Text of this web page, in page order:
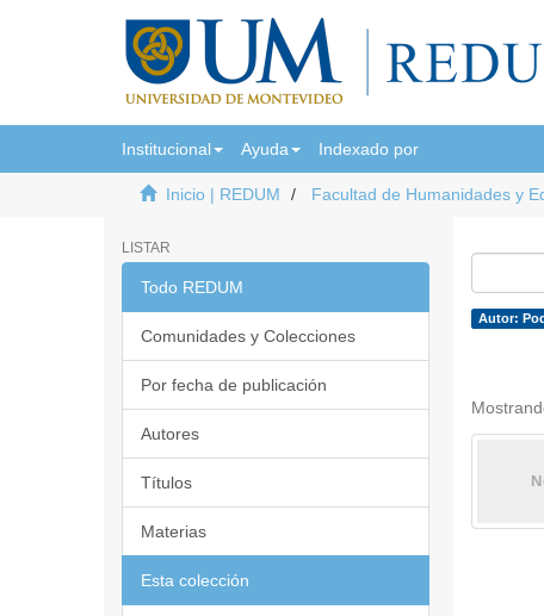
Institucional Ayuda Indexado por
Inicio | REDUM Facultad de Humanidades y
LISTAR
Todo REDUM
Comunidades y Colecciones
Por fecha de publicación
Autores
Títulos
Materias
Esta colección
Autor: